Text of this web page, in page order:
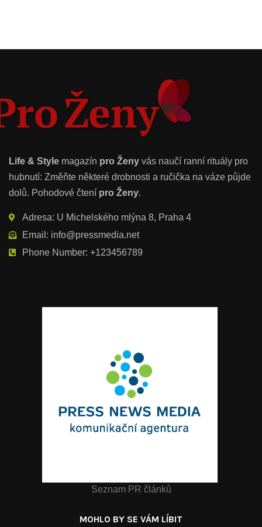
Life & Style magazín pro Ženy vás naučí ranní rituály pro
hubnutí: Změňte některé drobnosti a ručička na váze půjde
dolů. Pohodové čtení pro Ženy.
Adresa: U Michelského mlýna 8, Praha 4
Email: info@pressmedia.net
Phone Number: +123456789
Seznam PR článků
MOHLO BY SE VÁM LÍBIT